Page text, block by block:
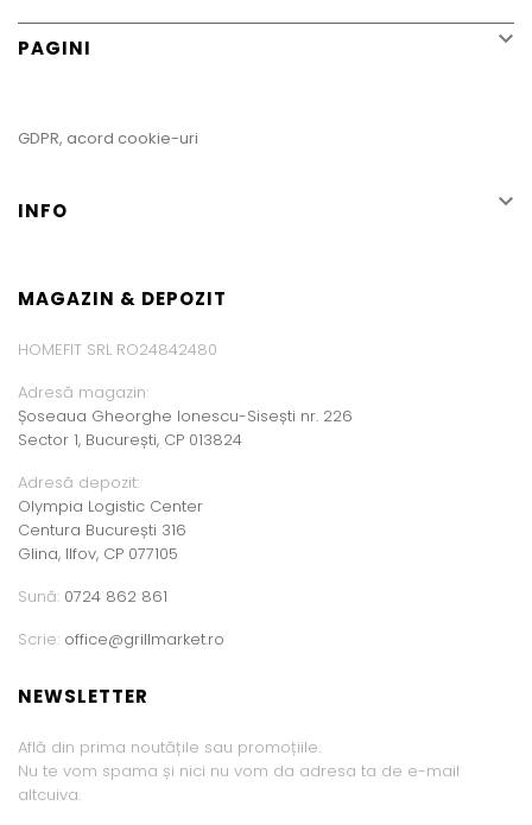
PAGINI 
GDPR, acord cookie-uri
INFO 
MAGAZIN & DEPOZIT
HOMEFIT SRL RO24842480
Adresă magazin:
Șoseaua Gheorghe Ionescu-Sisești nr. 226
Sector 1, București, CP 013824
Adresă depozit:
Olympia Logistic Center
Centura București 316
Glina, Ilfov, CP 077105
Sună: 0724 862 861
Scrie: office@grillmarket.ro
NEWSLETTER
Află din prima noutățile sau promoțiile.
Nu te vom spama și nici nu vom da adresa ta de e-mail
altcuiva.